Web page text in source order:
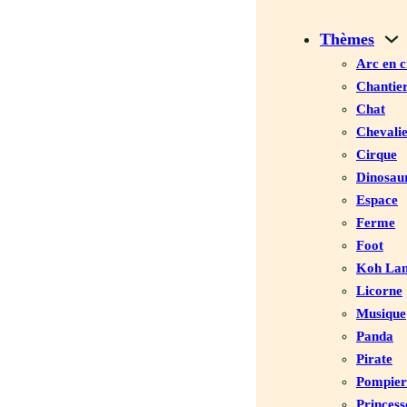
Thèmes
Arc en
Chat
Cirque
Espace
Ferme
Foot
Koh
Licorne
Musique
Panda
Pirate
Pompier